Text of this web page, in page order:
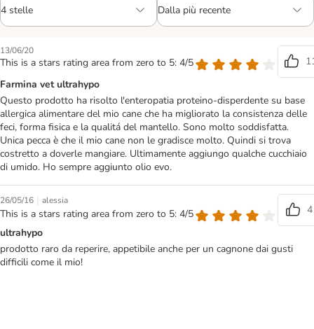
13/06/20
This is a stars rating area from zero to 5: 4/5
Farmina vet ultrahypo
Questo prodotto ha risolto l'enteropatia proteino-disperdente su base
allergica alimentare del mio cane che ha migliorato la consistenza delle
feci, forma fisica e la qualitá del mantello. Sono molto soddisfatta.
Unica pecca è che il mio cane non le gradisce molto. Quindi si trova
costretto a doverle mangiare. Ultimamente aggiungo qualche cucchiaio
di umido. Ho sempre aggiunto olio evo.
26/05/16 | alessia
This is a stars rating area from zero to 5: 4/5
4
ultrahypo
prodotto raro da reperire, appetibile anche per un cagnone dai gusti
difficili come il mio!